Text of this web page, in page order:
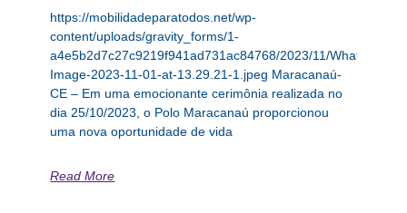
https://mobilidadeparatodos.net/wp-
content/uploads/gravity_forms/1-
a4e5b2d7c27c9219f941ad731ac84768/2023/11/WhatsApp-
Image-2023-11-01-at-13.29.21-1.jpeg Maracanaú-
CE – Em uma emocionante cerimônia realizada no
dia 25/10/2023, o Polo Maracanaú proporcionou
uma nova oportunidade de vida
Read More